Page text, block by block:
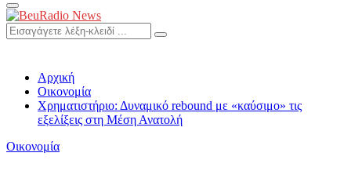
Primary
Menu
Search
for:
Search
Αρχική
Οικονομία
Χρηματιστήριο: Δυναμικό rebound με «καύσιμο» τις
εξελίξεις στη Μέση Ανατολή
Οικονομία